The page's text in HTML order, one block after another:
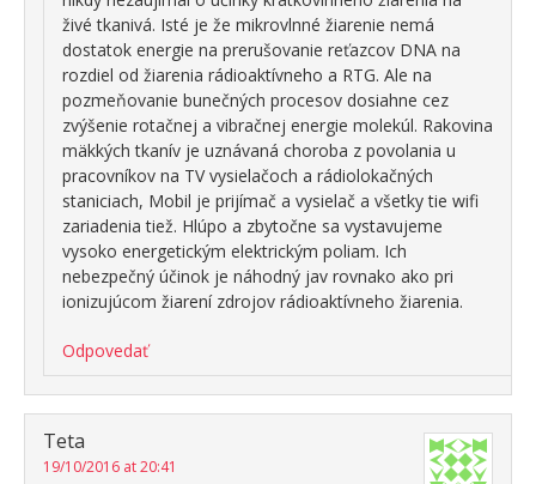
živé tkanivá. Isté je že mikrovlnné žiarenie nemá
dostatok energie na prerušovanie reťazcov DNA na
rozdiel od žiarenia rádioaktívneho a RTG. Ale na
pozmeňovanie bunečných procesov dosiahne cez
zvýšenie rotačnej a vibračnej energie molekúl. Rakovina
mäkkých tkanív je uznávaná choroba z povolania u
pracovníkov na TV vysielačoch a rádiolokačných
staniciach, Mobil je prijímač a vysielač a všetky tie wifi
zariadenia tiež. Hlúpo a zbytočne sa vystavujeme
vysoko energetickým elektrickým poliam. Ich
nebezpečný účinok je náhodný jav rovnako ako pri
ionizujúcom žiarení zdrojov rádioaktívneho žiarenia.
Odpovedať
Teta
19/10/2016 at 20:41